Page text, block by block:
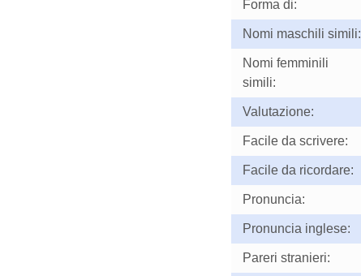
Forma di:
Nomi maschili simili:
Nomi femminili
simili:
Valutazione:
Facile da scrivere:
Facile da ricordare:
Pronuncia:
Pronuncia inglese:
Pareri stranieri: